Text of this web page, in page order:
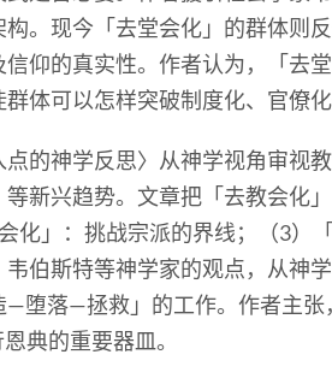
。现今「去堂会化」的群体则
仰的真实性。作者认为，「去
体可以怎样突破制度化、官僚化
的神学反思〉从神学视角审视
新兴趋势。文章把「去教会化
化」：挑战宗派的界线；（3）
伯斯特等神学家的观点，从神
堕落—拯救」的工作。作者主张
典的重要器皿。